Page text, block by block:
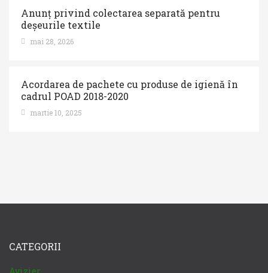
Anunț privind colectarea separată pentru
deșeurile textile
mai 28, 2026
Acordarea de pachete cu produse de igienă în
cadrul POAD 2018-2020
martie 10, 2025
CATEGORII